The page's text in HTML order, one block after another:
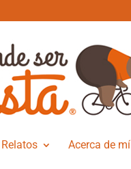
Relatos Acerca de mí